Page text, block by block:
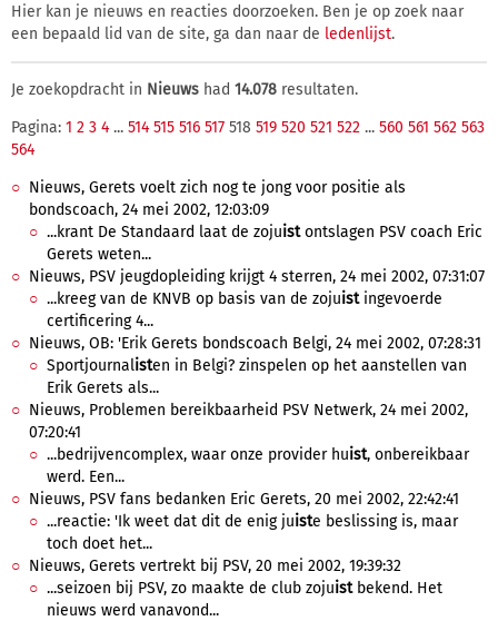
Hier kan je nieuws en reacties doorzoeken. Ben je op zoek naar
een bepaald lid van de site, ga dan naar de ledenlijst.
Je zoekopdracht in Nieuws had 14.078 resultaten.
Pagina: 1 2 3 4 ... 514 515 516 517 518 519 520 521 522 ... 560 561 562 563
564
Nieuws, Gerets voelt zich nog te jong voor positie als
bondscoach, 24 mei 2002, 12:03:09
...krant De Standaard laat de zojuistontslagen PSV coach Eric
Gerets weten...
Nieuws, PSV jeugdopleiding krijgt 4 sterren, 24 mei 2002, 07:31:07
...kreeg van de KNVB op basis van de zojuistingevoerde
certificering 4...
Nieuws, OB: 'Erik Gerets bondscoach Belgi, 24 mei 2002, 07:28:31
Sportjournalisten in Belgi? zinspelen op het aanstellen van
Erik Gerets als...
Nieuws, Problemen bereikbaarheid PSV Netwerk, 24 mei 2002,
07:20:41
...bedrijvencomplex, waar onze provider huist, onbereikbaar
werd. Een...
Nieuws, PSV fans bedanken Eric Gerets, 20 mei 2002, 22:42:41
...reactie: 'Ik weet dat dit de enig juiste beslissing is, maar
toch doet het...
Nieuws, Gerets vertrekt bij PSV, 20 mei 2002, 19:39:32
...seizoen bij PSV, zo maakte de club zojuistbekend. Het
nieuws werd vanavond...